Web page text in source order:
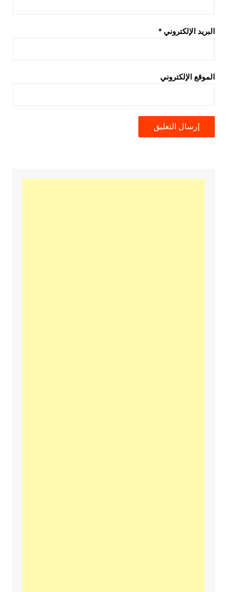
البريد الإلكتروني *
الموقع الإلكتروني